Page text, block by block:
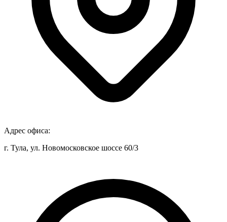
Адрес офиса:
г. Тула, ул. Новомосковское шоссе 60/3